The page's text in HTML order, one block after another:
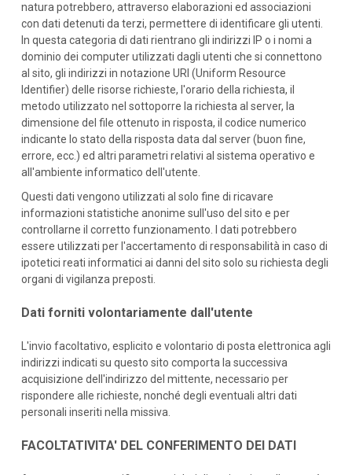
natura potrebbero, attraverso elaborazioni ed associazioni
con dati detenuti da terzi, permettere di identificare gli utenti.
In questa categoria di dati rientrano gli indirizzi IP o i nomi a
dominio dei computer utilizzati dagli utenti che si connettono
al sito, gli indirizzi in notazione URI (Uniform Resource
Identifier) delle risorse richieste, l'orario della richiesta, il
metodo utilizzato nel sottoporre la richiesta al server, la
dimensione del file ottenuto in risposta, il codice numerico
indicante lo stato della risposta data dal server (buon fine,
errore, ecc.) ed altri parametri relativi al sistema operativo e
all'ambiente informatico dell'utente.
Questi dati vengono utilizzati al solo fine di ricavare
informazioni statistiche anonime sull'uso del sito e per
controllarne il corretto funzionamento. I dati potrebbero
essere utilizzati per l'accertamento di responsabilità in caso di
ipotetici reati informatici ai danni del sito solo su richiesta degli
organi di vigilanza preposti.
Dati forniti volontariamente dall'utente
L'invio facoltativo, esplicito e volontario di posta elettronica agli
indirizzi indicati su questo sito comporta la successiva
acquisizione dell'indirizzo del mittente, necessario per
rispondere alle richieste, nonché degli eventuali altri dati
personali inseriti nella missiva.
FACOLTATIVITA' DEL CONFERIMENTO DEI DATI